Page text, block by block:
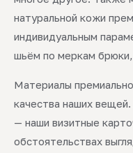
натуральной кожи
индивидуальным
шьём по меркам
Материалы
качества наших
— наши визитные
обстоятельствах